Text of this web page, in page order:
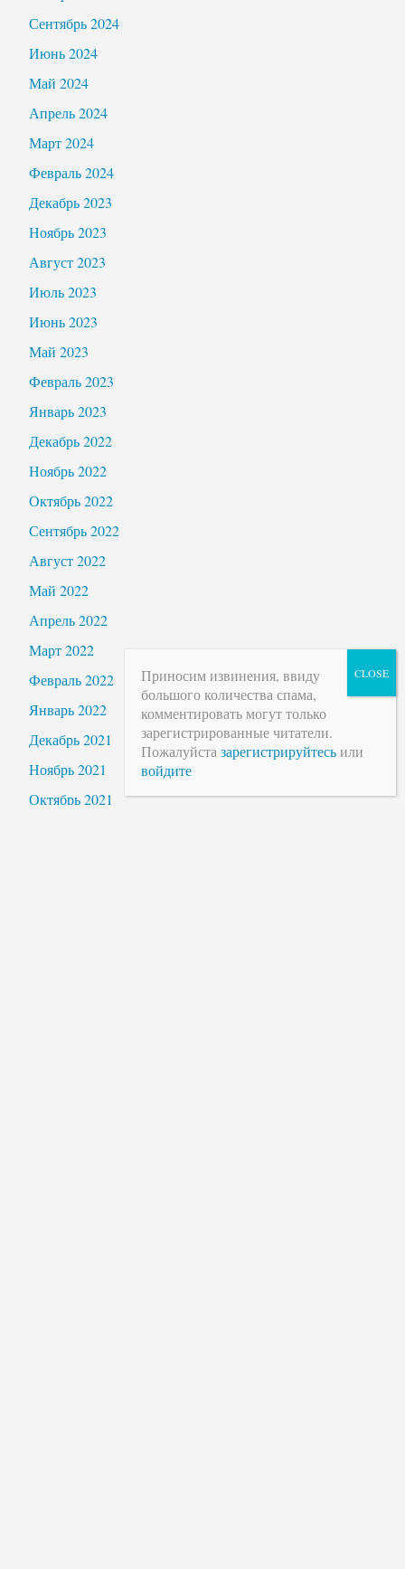
Сентябрь 2024
Июнь 2024
Май 2024
Апрель 2024
Март 2024
Февраль 2024
Декабрь 2023
Ноябрь 2023
Август 2023
Июль 2023
Июнь 2023
Май 2023
Февраль 2023
Январь 2023
Декабрь 2022
Ноябрь 2022
Октябрь 2022
Сентябрь 2022
Август 2022
Май 2022
Апрель 2022
Март 2022
Февраль 2022
Январь 2022
Декабрь 2021
Ноябрь 2021
Октябрь 2021
Приносим извинения, ввиду
большого количества спама,
комментировать могут только
зарегистрированные читатели.
Пожалуйста зарегистрируйтесьили
войдите